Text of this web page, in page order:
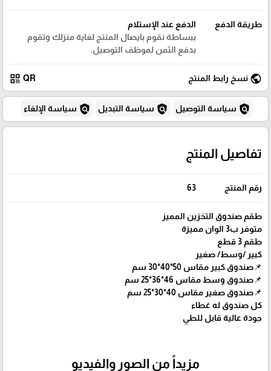
طريقة الدفع
الدفع عند الإستلام
ببساطة نقوم بايصال المنتج لغاية منزلك وتقوم
بدفع الثمن لموظف التوصيل.
public نسخ رابط المنتج QR
qr_code
policy سياسة التوصيل policy سياسة التبديل policy سياسة الإلغاء
تفاصيل المنتج
رقم المنتج 63
طقم صندوق التخزين المميز
متوفر ب3 الوان مميزة
طقم 3 قطع
كبير /وسط/ صغير
📌صندوق كبير مقاس 50*40*30 سم
📌صندوق وسط مقاس 46*36*25 سم
📌صندوق صغير مقاس 40*30*25 سم
كل صندوق له غطاء
جودة عالية قابل للطي
مزيداً من الصور والفيديو